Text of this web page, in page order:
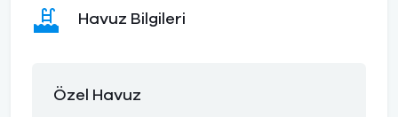
Havuz Bilgileri
Özel Havuz